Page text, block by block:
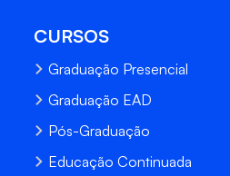
CURSOS
Graduação Presencial
Graduação EAD
Pós-Graduação
Educação Continuada